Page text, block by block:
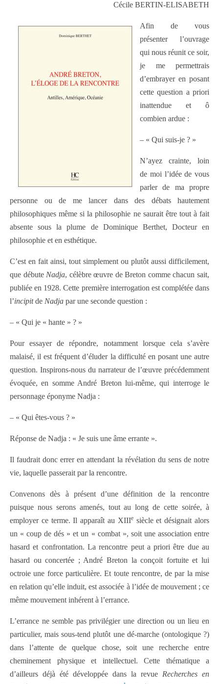
Cécile BERTIN-ELISABETH
Afin de vous
présenter l’ouvrage
qui nous réunit ce soir,
je me permettrais
d’embrayer en posant
cette question a priori
inattendue et ô
combien ardue :
– « Qui suis-je ? »
N’ayez crainte, loin
de moi l’idée de vous
parler de ma propre
personne ou de me lancer dans des débats hautement
philosophiques même si la philosophie ne saurait être tout à fait
absente sous la plume de Dominique Berthet, Docteur en
philosophie et en esthétique.
C’est en fait ainsi, tout simplement ou plutôt aussi difficilement,
que débuteNadja, célèbre œuvre de Breton comme chacun sait,
publiée en 1928. Cette première interrogation est complétée dans
l’incipitde Nadja par une seconde question :
– « Qui je « hante » ? »
Pour essayer de répondre, notamment lorsque cela s’avère
malaisé, il est fréquent d’éluder la difficulté en posant une autre
question. Inspirons-nous du narrateur de l’œuvre précédemment
évoquée, en somme André Breton lui-même, qui interroge le
personnage éponyme Nadja :
– « Qui êtes-vous ? »
Réponse de Nadja : « Je suis une âme errante ».
Il faudrait donc errer en attendant la révélation du sens de notre
vie, laquelle passerait par la rencontre.
Convenons dès à présent d’une définition de la rencontre
puisque nous serons amenés, tout au long de cette soirée, à
employer ce terme. Il apparaît au XIIIesiècle et désignait alors
un « coup de dés » et un « combat », soit une association entre
hasard et confrontation. La rencontre peut a priori être due au
hasard ou concertée ; André Breton la conçoit fortuite et lui
octroie une force particulière. Et toute rencontre, de par la mise
en relation qu’elle induit, est associée à l’idée de mouvement ; ce
même mouvement inhérent à l’errance.
L’errance ne semble pas privilégier une direction ou un lieu en
particulier, mais sous-tend plutôt une dé-marche (ontologique ?)
dans l’attente de quelque chose, soit une recherche entre
cheminement physique et intellectuel. Cette thématique a
d’ailleurs déjà été développée dans la revue Recherches en